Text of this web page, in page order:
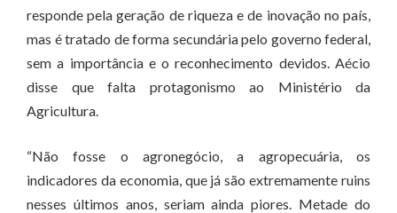
responde pela geração de riqueza e de inovação no país,
mas é tratado de forma secundária pelo governo federal,
sem a importância e o reconhecimento devidos. Aécio
disse que falta protagonismo ao Ministério da
Agricultura.
“Não fosse o agronegócio, a agropecuária, os
indicadores da economia, que já são extremamente ruins
nesses últimos anos, seriam ainda piores. Metade do